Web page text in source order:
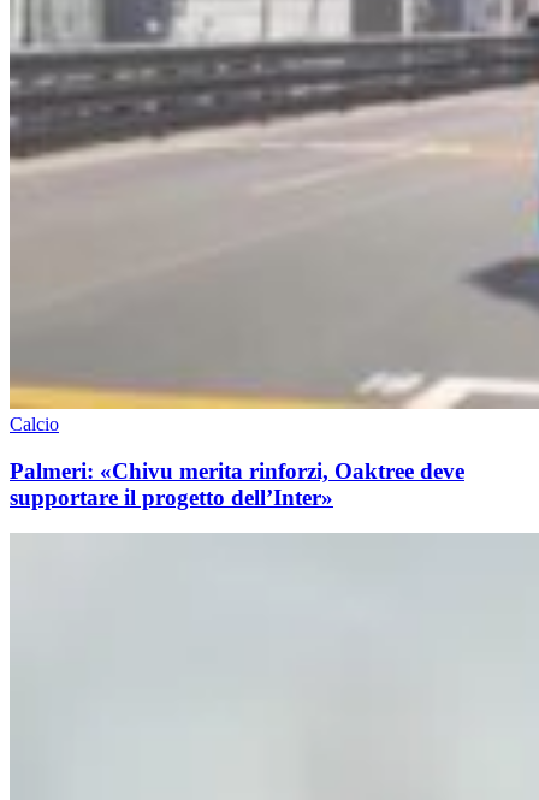
Calcio
Palmeri: «Chivu merita rinforzi, Oaktree deve
supportare il progetto dell’Inter»